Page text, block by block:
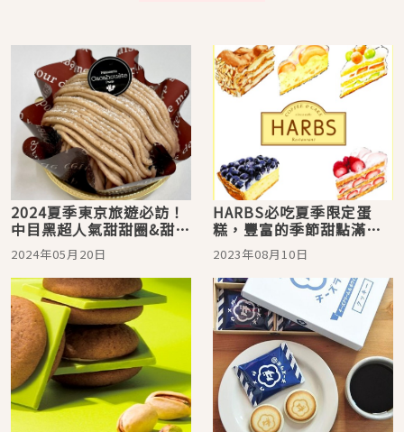
2024夏季東京旅遊必訪！
中目黑超人氣甜甜圈&甜點
店推薦7選
2024年05月20日
HARBS必吃夏季限定蛋
糕，豐富的季節甜點滿足
你的味蕾！
2023年08月10日